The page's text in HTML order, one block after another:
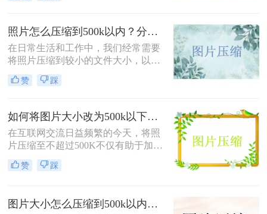
压缩照片500kb以内呢？本文将介绍
四种将照片压缩到500KB以内的方
法。
照片怎么压缩到500k以内？分享三种实用方法！
在日常生活和工作中，我们经常需要
将照片压缩到较小的文件大小，以满
足上传、发送或存储的需求。那么照
片怎么压缩到500k以内呢？本文将介
方法。
赞 踩
如何将图片大小改为500k以下？教你2个不同平台的方法！
在互联网交流日益频繁的今天，将照
片压缩至不超过500K不仅有助于加快
网页加载速度、减少电子邮件附件体
积，还能满足许多平台对上传图片大
效的方法来帮助您轻松实现这一目
赞 踩
图片大小怎么压缩到500k以内？分享四种常用压缩方法！